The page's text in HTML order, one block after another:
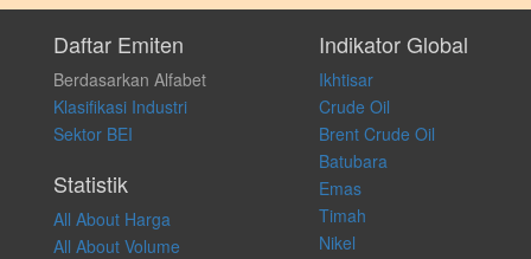
pribadi. Kami tidak memberi anjuran, saran, rekomendasi untuk
membeli, menjual atau melakukan aktivitas lain yang terkait dengan
transaksi perdagangan apapun, dan kami tidak bertanggung jawab
atas keputusan investasi yang dilakukan dalam kondisi dan situasi
apapun juga, yang diakibatkan secara langsung maupun tidak
langsung atas konten pada website ini.
Daftar Emiten
Berdasarkan Alfabet
Klasifikasi Industri
Sektor BEI
Statistik
All About Harga
All About Volume
Indikator Global
Ikhtisar
Crude Oil
Brent Crude Oil
Batubara
Emas
Timah
Nikel